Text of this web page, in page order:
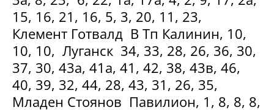
15, 16, 21, 16, 5, 3, 20, 11, 23,
Клемент Готвалд В Тп Калинин, 10,
10, 10, Луганск 34, 33, 28, 26, 36, 30,
37, 30, 43а, 41а, 41, 42, 38, 43в, 46,
40, 39, 32, 44, 28, 43, 31, 26, 35,
Младен Стоянов Павилион, 1, 8, 8, 8,